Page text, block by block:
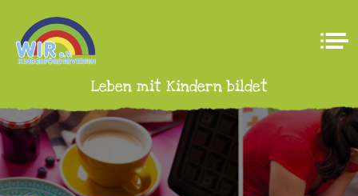
Leben mit Kindern bildet